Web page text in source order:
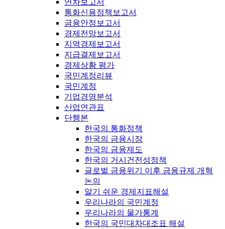
연차보고서
통화신용정책보고서
금융안정보고서
경제전망보고서
지역경제보고서
지급결제보고서
경제상황 평가
국민계정리뷰
국민계정
기업경영분석
산업연관표
단행본
한국의 통화정책
한국의 금융시장
한국의 금융제도
한국의 거시건전성정책
글로벌 금융위기 이후 금융규제 개혁
논의
알기 쉬운 경제지표해설
우리나라의 국민계정
우리나라의 물가통계
한국의 국민대차대조표 해설